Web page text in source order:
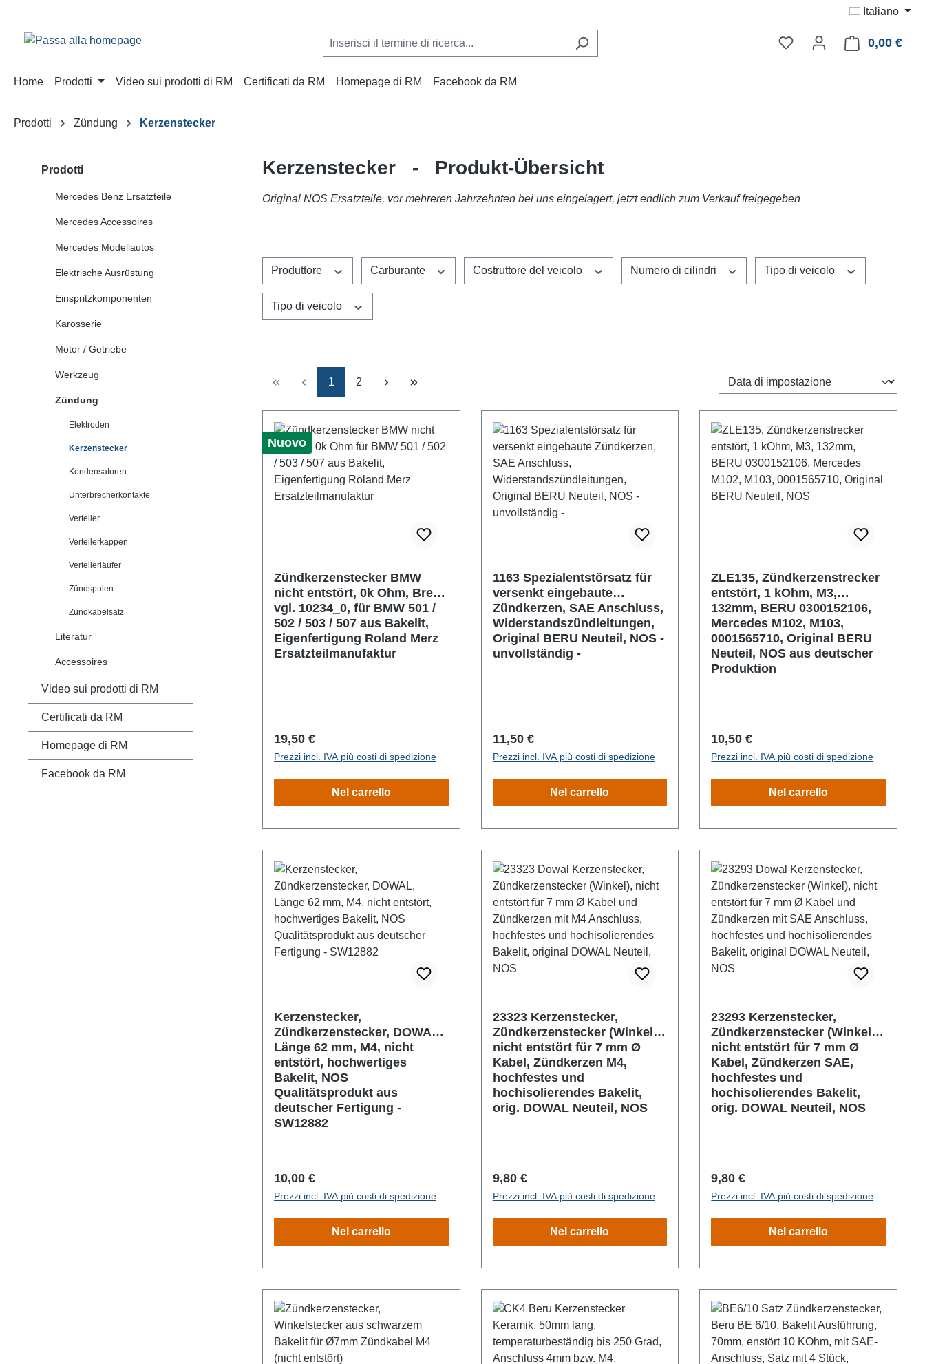
Italiano
0,00 €Il
Home Prodotti Video sui prodotti di RM Certificati da RM Homepage di RM Facebook da RM
Prodotti Zündung Kerzenstecker
Prodotti
Mercedes Benz Ersatzteile
Mercedes Accessoires
Mercedes Modellautos
Elektrische Ausrüstung
Einspritzkomponenten
Karosserie
Motor / Getriebe
Werkzeug
Zündung
Elektroden
Kerzenstecker
Kondensatoren
Unterbrecherkontakte
Verteiler
Verteilerkappen
Verteilerläufer
Zündspulen
Zündkabelsatz
Literatur
Accessoires
Video sui prodotti di RM
Certificati da RM
Homepage di RM
Facebook da RM
Kerzenstecker - Produkt-Übersicht
Original NOS Ersatzteile, vor mehreren Jahrzehnten bei uns eingelagert, jetzt endlich zum Verkauf freigegeben
Produttore Carburante Costruttore del veicolo Numero di cilindri Tipo di veicolo
Tipo di veicolo
Pagina
1 Pagina
2
Nuovo
Zündkerzenstecker BMW
nicht entstört, 0k Ohm, Bremi
vgl. 10234_0, für BMW 501 /
502 / 503 / 507 aus Bakelit,
Eigenfertigung Roland Merz
Ersatzteilmanufaktur
Prezzo normale:
19,50 €
Prezzi incl. IVA più costi di spedizione
Nel carrello
1163 Spezialentstörsatz für
versenkt eingebaute
Zündkerzen, SAE Anschluss,
Widerstandszündleitungen,
Original BERU Neuteil, NOS -
unvollständig -
Prezzo normale:
11,50 €
Prezzi incl. IVA più costi di spedizione
Nel carrello
ZLE135, Zündkerzenstrecker
entstört, 1 kOhm, M3,
132mm, BERU 0300152106,
Mercedes M102, M103,
0001565710, Original BERU
Neuteil, NOS aus deutscher
Produktion
Prezzo normale:
10,50 €
Prezzi incl. IVA più costi di spedizione
Nel carrello
Kerzenstecker,
Zündkerzenstecker, DOWAL,
Länge 62 mm, M4, nicht
entstört, hochwertiges
Bakelit, NOS
Qualitätsprodukt aus
deutscher Fertigung -
SW12882
Prezzo normale:
10,00 €
Prezzi incl. IVA più costi di spedizione
Nel carrello
23323 Kerzenstecker,
Zündkerzenstecker (Winkel),
nicht entstört für 7 mm Ø
Kabel, Zündkerzen M4,
hochfestes und
hochisolierendes Bakelit,
orig. DOWAL Neuteil, NOS
Prezzo normale:
9,80 €
Prezzi incl. IVA più costi di spedizione
Nel carrello
23293 Kerzenstecker,
Zündkerzenstecker (Winkel),
nicht entstört für 7 mm Ø
Kabel, Zündkerzen SAE,
hochfestes und
hochisolierendes Bakelit,
orig. DOWAL Neuteil, NOS
Prezzo normale:
9,80 €
Prezzi incl. IVA più costi di spedizione
Nel carrello